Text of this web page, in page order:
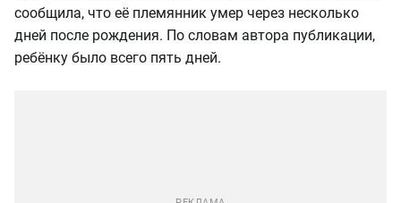
сообщила, что её племянник умер через несколько
дней после рождения. По словам автора публикации,
ребёнку было всего пять дней.